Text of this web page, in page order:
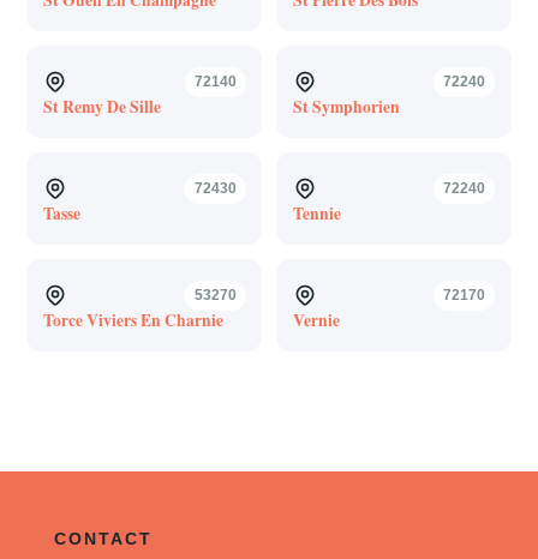
72140
St Remy De Sille
72240
St Symphorien
72430
Tasse
72240
Tennie
53270
Torce Viviers En Charnie
72170
Vernie
CONTACT